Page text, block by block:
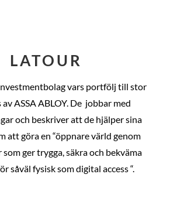
LATOUR
vars portfölj till stor
ASSA ABLOY. De jobbar med
och beskriver att de hjälper sina
att göra en “öppnare värld genom
ger trygga, säkra och bekväma
såväl fysisk som digital access “.